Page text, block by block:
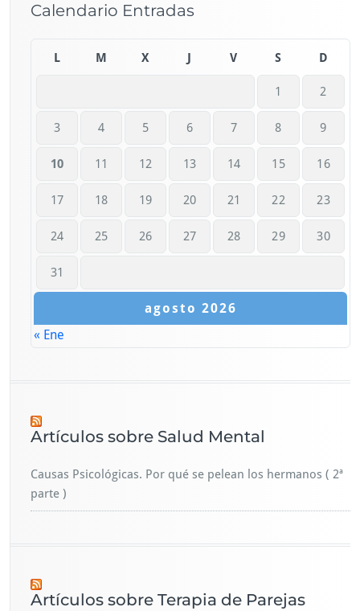
Calendario Entradas
agosto 2026
L M X V S D
1 2
3 4 5 6 7 8 9
10 11 12 13 14 15 16
17 18 19 20 21 22 23
24 25 26 27 28 29 30
31
« Ene
Artículos sobre Salud Mental
Causas Psicológicas. Por qué se pelean los hermanos ( 2ª
parte )
Artículos sobre Terapia de Parejas